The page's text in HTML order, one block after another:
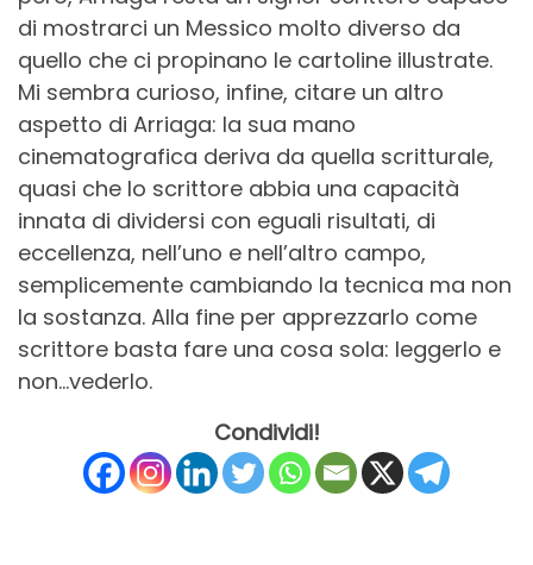
di mostrarci un Messico molto diverso da
quello che ci propinano le cartoline illustrate.
Mi sembra curioso, infine, citare un altro
aspetto di Arriaga: la sua mano
cinematografica deriva da quella scritturale,
quasi che lo scrittore abbia una capacità
innata di dividersi con eguali risultati, di
eccellenza, nell’uno e nell’altro campo,
semplicemente cambiando la tecnica ma non
la sostanza. Alla fine per apprezzarlo come
scrittore basta fare una cosa sola: leggerlo e
non…vederlo.
Condividi!